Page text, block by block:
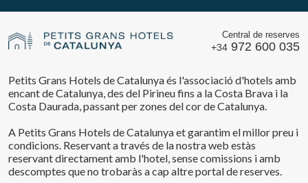
Central de reserves
+34 972 600 035
Petits Grans Hotels de Catalunya és l'associació d'hotels amb
encant de Catalunya, des del Pirineu fins a la Costa Brava i la
Costa Daurada, passant per zones del cor de Catalunya.
A Petits Grans Hotels de Catalunya et garantim el millor preu i
condicions. Reservant a través de la nostra web estàs
reservant directament amb l'hotel, sense comissions i amb
descomptes que no trobaràs a cap altre portal de reserves.